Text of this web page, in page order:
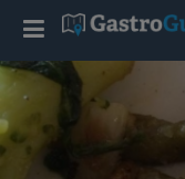
T
o